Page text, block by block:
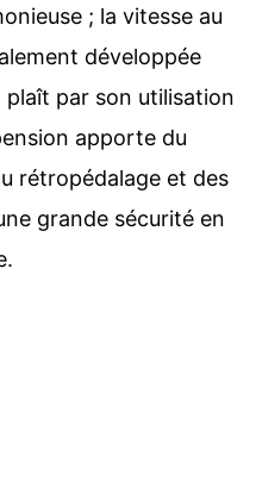
; la vitesse au
développée
plaît par son utilisation
apporte du
rétropédalage et des
grande sécurité en